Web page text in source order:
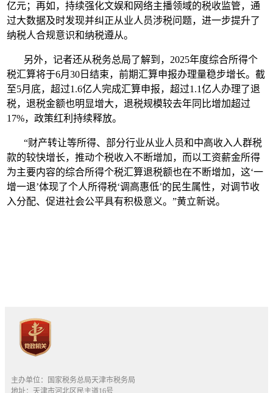
亿元；再如，持续强化文娱和网络主播领域的税收监管，通
过大数据及时发现并纠正从业人员涉税问题，进一步提升了
纳税人合规意识和纳税遵从。
另外，记者还从税务总局了解到，2025年度综合所得个
税汇算将于6月30日结束，前期汇算申报办理量稳步增长。截
至5月底，超过1.6亿人完成汇算申报，超过1.1亿人办理了退
税，退税金额也明显增大，退税规模较去年同比增加超过
17%，政策红利持续释放。
“财产转让等所得、部分行业从业人员和中高收入人群税
款的较快增长，推动个税收入不断增加，而以工资薪金所得
为主要内容的综合所得个税汇算退税额也在不断增加，这‘一
增一退’体现了个人所得税‘调高惠低’的民生属性，对调节收
入分配、促进社会公平具有积极意义。”黄立新说。
主办单位：国家税务总局天津市税务局